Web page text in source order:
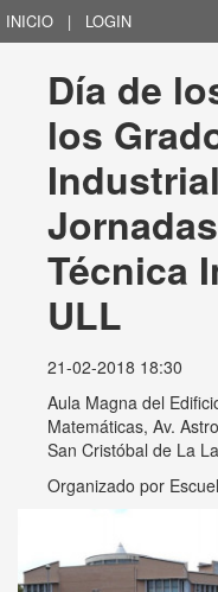
INICIO | LOGIN
Día de
los
Técnica
ULL
21-02-2018 18:30
Aula Magna del
Matemáticas, Av.
San Cristóbal de La
Organizado por